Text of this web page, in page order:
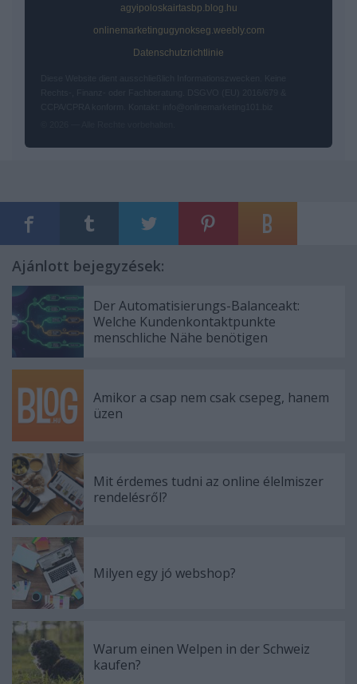
agyipoloskairtasbp.blog.hu
onlinemarketingugynokseg.weebly.com
Datenschutzrichtlinie
Ajánlott bejegyzések:
Der Automatisierungs-Balanceakt:
Welche Kundenkontaktpunkte
menschliche Nähe benötigen
Amikor a csap nem csak csepeg, hanem
üzen
Mit érdemes tudni az online élelmiszer
rendelésről?
Milyen egy jó webshop?
Warum einen Welpen in der Schweiz
kaufen?